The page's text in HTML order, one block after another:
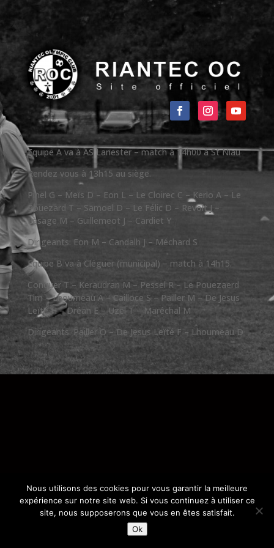
Equipe A va à AS Lanester – match à 14h00 à St Niau
Rendez vous à 13h15 au siège.
Pinel G – Meïs D – Eon L – Le Cloirec C – Kerlo A – Le
Pouezard T – Samoel D – Le Félic D – Revolt J –
Lesage M – Guillemeot J – Cardiet Y
Dirigeants: Eon M – Candalh J – Méchard S
Equipe B va à Cléguer (municipal) – match à 14h15.
Conquer T – Keraudran M – Pessel R – Le Pouezaerd
Tim – Lhoumeau A – Cailloce S – Pailler M – De Jesus
Leïté H – Dréan E – Uzel T – Maréchal M
Dirigeants: Pailler O – De Jesus Leïté F – Lhoumeau D
Nous utilisons des cookies pour vous garantir la meilleure
expérience sur notre site web. Si vous continuez à utiliser ce
site, nous supposerons que vous en êtes satisfait.
Ok